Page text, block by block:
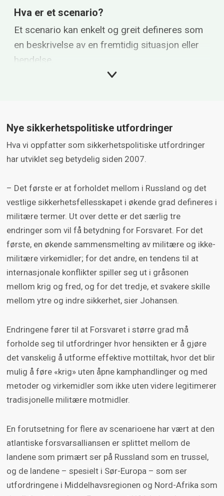
Hva er et scenario?
Et scenario kan enkelt og greit defineres som
en beskrivelse av en fremtidig situasjon eller
hendelse.
framtidig utvikling. Dette er noe vi uansett ikke
kan; til det er den virkeligheten vi søker å
modellere alt for kompleks.
Tvert om – hensikten med scenarioer er å
beskrive et utfallsrom, og så i neste runde
analysere hvordan ulike handlingsvalg påvirker
evnen til å håndtere utfordringer innenfor dette
utfallsrommet. Ved å styrke evnen til å
håndtere ulike utfordringer kan vi så i neste
runde svekke sannsynligheten for at de faktisk
oppstår.
Fordelen med å bruke scenarioer er at man
står friere til å beskrive situasjoner som ikke
nødvendigvis trenger å være veldig
sannsynlige.
Samtidig er det noen viktige krav som må
grunnleggende logikk eller hva som er empirisk
mulig (eller rimelig) – det må være konsistent.
Og scenarioet må inneholde informasjon som
er nyttig for formålet med det – det må være
Nye sikkerhetspolitiske utfordringer
Hva vi oppfatter som sikkerhetspolitiske utfordringer
har utviklet seg betydelig siden 2007.
– Det første er at forholdet mellom i Russland og det
vestlige sikkerhetsfellesskapet i økende grad defineres i
militære termer. Ut over dette er det særlig tre
endringer som vil få betydning for Forsvaret. For det
første, en økende sammensmelting av militære og ikke-
militære virkemidler; for det andre, en tendens til at
internasjonale konflikter spiller seg ut i gråsonen
mellom krig og fred, og for det tredje, et svakere skille
mellom ytre og indre sikkerhet, sier Johansen.
Endringene fører til at Forsvaret i større grad må
forholde seg til utfordringer hvor hensikten er å gjøre
det vanskelig å utforme effektive mottiltak, hvor det blir
mulig å føre «krig» uten åpne kamphandlinger og med
metoder og virkemidler som ikke uten videre legitimerer
tradisjonelle militære motmidler.
En forutsetning for flere av scenarioene har vært at den
atlantiske forsvarsalliansen er splittet mellom de
landene som primært ser på Russland som en trussel,
og de landene – spesielt i Sør-Europa – som ser
utfordringene i Middelhavsregionen og Nord-Afrika som